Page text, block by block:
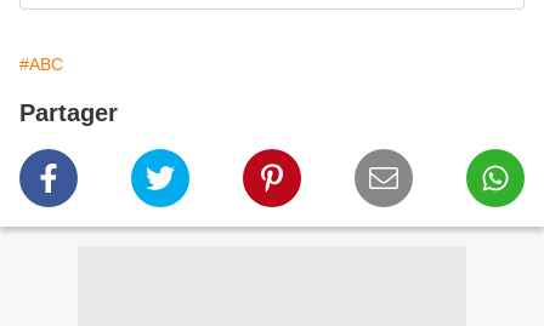
#ABC
Partager